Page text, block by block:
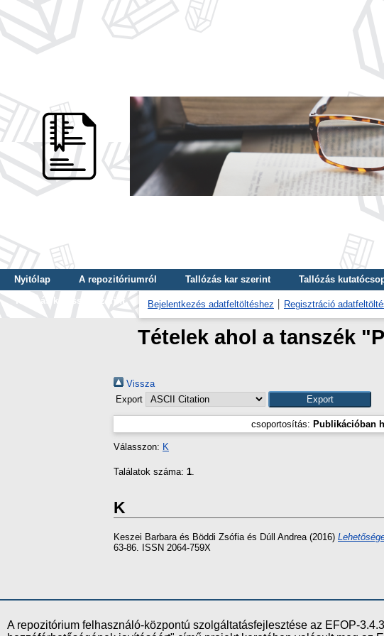
Nyitólap A repozitóriumról Tallózás kar szerint Tallózás
Tallózás kulcsszó szerint
Bejelentkezés adatfeltöltéshez Regisztráció
Tételek ahol a tanszék
Vissza
Export
csoportosítás: Publikációban
Válasszon: K
Találatok száma: 1.
K
Keszei Barbaraés Böddi Zsófiaés Dúll Andrea(2016)
63-86. ISSN 2064-759X
A repozitórium felhasználó-központú szolgáltatásfejlesztése az EFOP-